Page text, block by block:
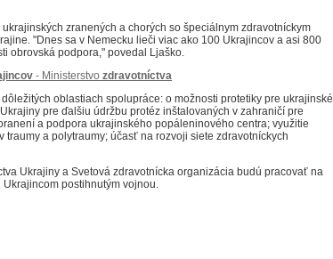
zranených a chorých so špeciálnym zdravotníckym
"Dnes sa v Nemecku lieči viac ako 100 Ukrajincov a asi 800
obrovská podpora," povedal Ljaško.
- Ministerstvo zdravotníctva
oblastiach spolupráce: o možnosti protetiky pre ukrajinské
pre ďalšiu údržbu protéz inštalovaných v zahraničí pre
a podpora ukrajinského popáleninového centra; využitie
traumy a polytraumy; účasť na rozvoji siete zdravotníckych
Ukrajiny a Svetová zdravotnícka organizácia budú pracovať na
postihnutým vojnou.